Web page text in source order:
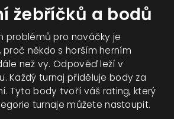
žebříčků a bodů
problémů pro nováčky je
někdo s horším herním
než vy. Odpověď leží v
Každý turnaj přiděluje body za
Tyto body tvoří váš rating, který
turnaje můžete nastoupit.